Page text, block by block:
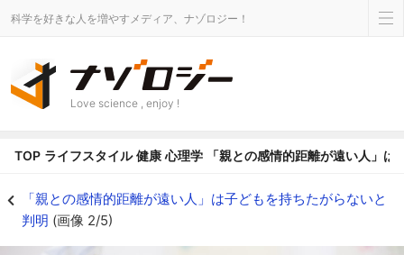
科学を好きな人を増やすメディア、ナゾロジー！
Love science , enjoy !
TOP ライフスタイル 健康 心理学 「親との感情的距離が遠い人」
「親との感情的距離が遠い人」は子どもを持ちたがらないと
判明 (画像 2/5)